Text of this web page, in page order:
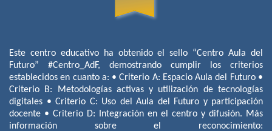
Este centro educativo ha obtenido el sello “Centro Aula del
Futuro” #Centro_AdF, demostrando cumplir los criterios
establecidos en cuanto a: • Criterio A: Espacio Aula del Futuro •
Criterio B: Metodologías activas y utilización de tecnologías
digitales • Criterio C: Uso del Aula del Futuro y participación
docente • Criterio D: Integración en el centro y difusión. Más
información sobre el reconocimiento: